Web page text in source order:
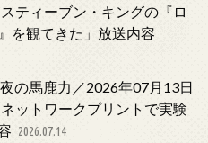
ティーブン・キングの『ロ
を観てきた」放送内容
夜の馬鹿力／2026年07月13日
ットワークプリントで実験
2026.07.14